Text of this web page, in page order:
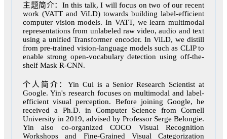
主题简介：In this talk, I will focus on two of our recent
work (VATT and ViLD) towards building label-efficient
computer vision models. In VATT, we learn multimodal
representations from unlabeled raw video, audio and text
using a unified Transformer encoder. In ViLD, we distill
from pre-trained vision-language models such as CLIP to
enable strong open-vocabulary detection using off-the-
shelf Mask R-CNN.
个人简介：Yin Cui is a Senior Research Scientist at
Google. Yin's research focuses on multimodal and label-
efficient visual perception. Before joining Google, he
received a Ph.D. in Computer Science from Cornell
University in 2019, advised by Professor Serge Belongie.
Yin also co-organized COCO Visual Recognition
Workshops and Fine-Grained Visual Categorization